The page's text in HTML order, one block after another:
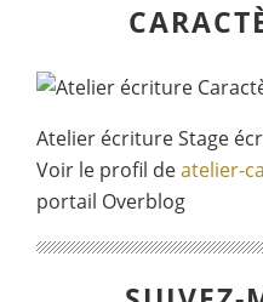
Atelier écriture Stage
Voir le profil deatelier-
portail Overblog